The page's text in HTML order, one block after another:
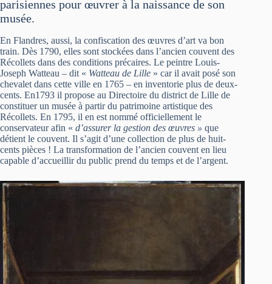
parisiennes pour œuvrer à la naissance de son
musée.
En Flandres, aussi, la confiscation des œuvres d’art va bon
train. Dès 1790, elles sont stockées dans l’ancien couvent des
Récollets dans des conditions précaires. Le peintre Louis-
Joseph Watteau – dit « Watteau de Lille » car il avait posé son
chevalet dans cette ville en 1765 – en inventorie plus de deux-
cents. En1793 il propose au Directoire du district de Lille de
constituer un musée à partir du patrimoine artistique des
Récollets. En 1795, il en est nommé officiellement le
conservateur afin « d’assurer la gestion des œuvres » que
détient le couvent. Il s’agit d’une collection de plus de huit-
cents pièces ! La transformation de l’ancien couvent en lieu
capable d’accueillir du public prend du temps et de l’argent.